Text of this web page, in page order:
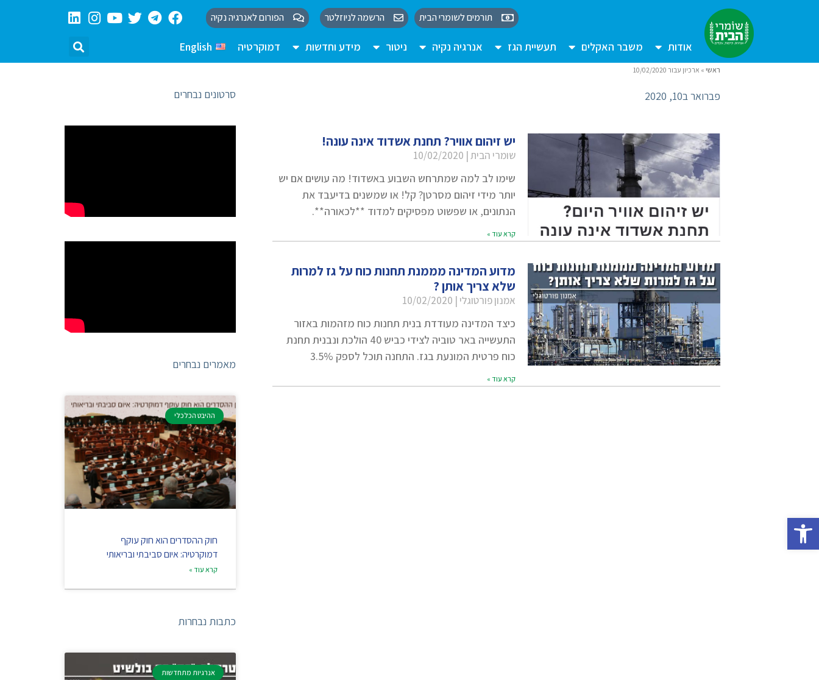
פתח סרגל נגישות
תורמים לשומרי הבית הרשמה לניוזלטר הפורום לאנרגיה נקיה
אודות משבר האקלים תעשיית הגז אנרגיה נקיה ניטור מידע וחדשות דמוקרטיה English
ראשי » ארכיון עבור 10/02/2020
פברואר ב10, 2020
יש זיהום אוויר? תחנת אשדוד אינה עונה!
שומרי הבית
שימו לב למה שמתרחש השבוע באשדוד! מה עושים אם יש
יותר מידי זיהום מסרטן? קל! או שמשנים בדיעבד את
הנתונים, או שפשוט מפסיקים למדוד **לכאורה**.
קרא עוד »
מדוע המדינה מממנת תחנות כוח על גז למרות
שלא צריך אותן ?
אמנון פורטוגלי
כיצד המדינה מעודדת בנית תחנות כוח מזהמות באזור
התעשייה באר טוביה לצידי כביש 40 הולכת ונבנית תחנת
כוח פרטית המונעת בגז. התחנה תוכל לספק 3.5%
קרא עוד »
סרטונים נבחרים
מאמרים נבחרים
ההיבט הכלכלי
חוק ההסדרים הוא חוק עוקף
דמוקרטיה: איום סביבתי ובריאותי
קרא עוד »
כתבות נבחרות
אנרגיות מתחדשות